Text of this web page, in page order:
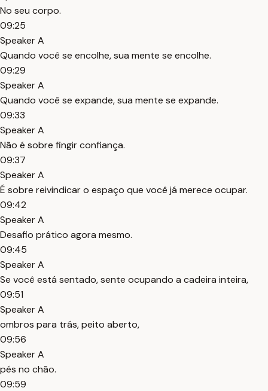
No seu corpo.
09:25
Speaker A
Quando você se encolhe, sua mente se encolhe.
09:29
Speaker A
Quando você se expande, sua mente se expande.
09:33
Speaker A
Não é sobre fingir confiança.
09:37
Speaker A
É sobre reivindicar o espaço que você já merece ocupar.
09:42
Speaker A
Desafio prático agora mesmo.
09:45
Speaker A
Se você está sentado, sente ocupando a cadeira inteira,
09:51
Speaker A
ombros para trás, peito aberto,
09:56
Speaker A
pés no chão.
09:59